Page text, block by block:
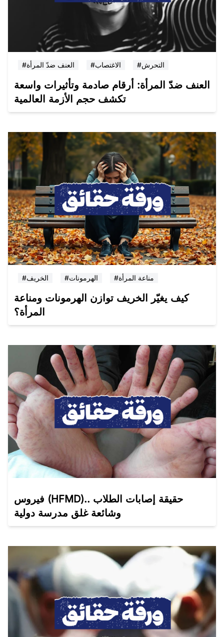
#العنف ضدّ المرأة #الاغتصاب #التحرش
العنف ضدّ المرأة: أرقام صادمة وتأثيرات واسعة
تكشف حجم الأزمة العالمية
#الخريف #الهرمونات #مناعة المرأة
كيف يغيّر الخريف توازن الهرمونات ومناعة
المرأة؟
فيروس (HFMD).. حقيقة إصابات الطلاب
وشائعة غلق مدرسة دولية